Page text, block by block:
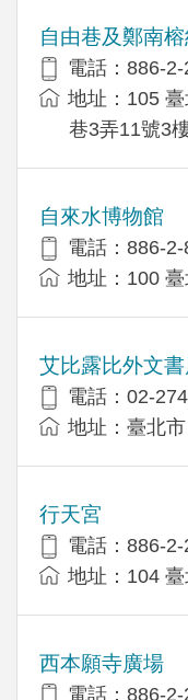
自由巷及鄭南
電話：886-
地址：105
巷3弄11號3
自來水博物館
電話：886-
地址：100
艾比露比外文
電話：02-
地址：臺北
行天宮
電話：886-
地址：104
西本願寺廣場
電話：886-